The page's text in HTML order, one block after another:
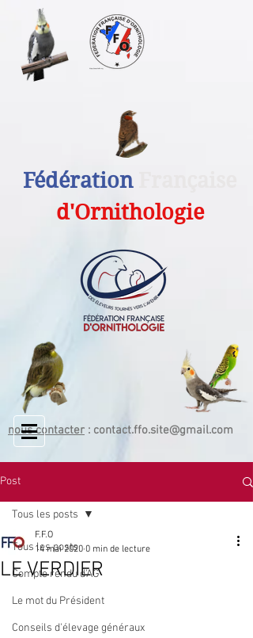
Fédération
d'Ornithologie
nous contacter : contact.ffo.site@gmail.com
Post
Tous les posts
Compte rendu d'AG
Le mot du Président
Conseils d'élevage généraux
Tous les posts
LE VERDIER
F.F.O
14 mai 2020 0 min de lecture